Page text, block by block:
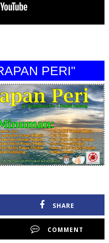
PERI"
SHARE
COMMENT